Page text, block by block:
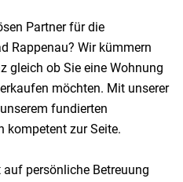
Partner für die
Rappenau? Wir kümmern
gleich ob Sie eine Wohnung
möchten. Mit unserer
fundierten
kompetent zur Seite.
persönliche Betreuung